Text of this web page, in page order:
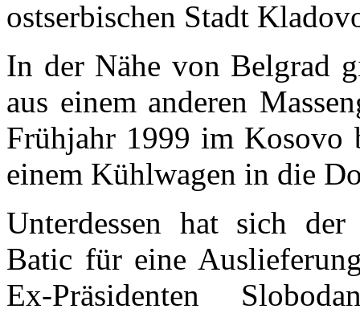
ostserbischen Stadt
In der Nähe von Belgrad
aus einem anderen
Frühjahr 1999 im Kosovo
einem Kühlwagen in die
Unterdessen hat sich
Batic für eine
Ex-Präsidenten